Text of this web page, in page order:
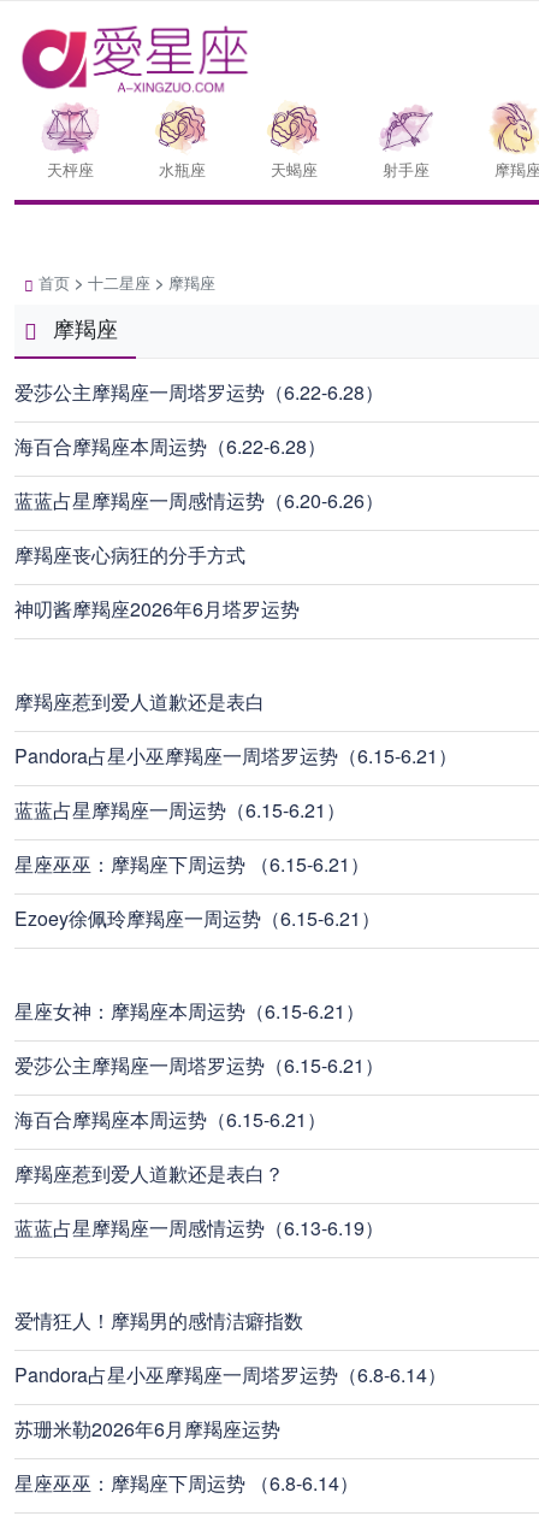
天枰座 水瓶座 天蝎座 射手座 摩羯
首页 > 十二星座 > 摩羯座
摩羯座
爱莎公主摩羯座一周塔罗运势（6.22-6.28）
海百合摩羯座本周运势（6.22-6.28）
蓝蓝占星摩羯座一周感情运势（6.20-6.26）
摩羯座丧心病狂的分手方式
神叨酱摩羯座2026年6月塔罗运势
摩羯座惹到爱人道歉还是表白
Pandora占星小巫摩羯座一周塔罗运势（6.15-6.21）
蓝蓝占星摩羯座一周运势（6.15-6.21）
星座巫巫：摩羯座下周运势 （6.15-6.21）
Ezoey徐佩玲摩羯座一周运势（6.15-6.21）
星座女神：摩羯座本周运势（6.15-6.21）
爱莎公主摩羯座一周塔罗运势（6.15-6.21）
海百合摩羯座本周运势（6.15-6.21）
摩羯座惹到爱人道歉还是表白？
蓝蓝占星摩羯座一周感情运势（6.13-6.19）
爱情狂人！摩羯男的感情洁癖指数
Pandora占星小巫摩羯座一周塔罗运势（6.8-6.14）
苏珊米勒2026年6月摩羯座运势
星座巫巫：摩羯座下周运势 （6.8-6.14）